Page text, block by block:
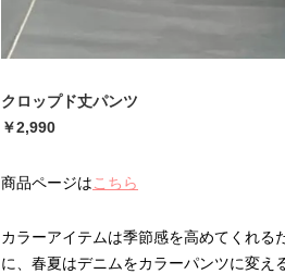
クロップド丈パンツ
￥2,990
商品ページは こちら
カラーアイテムは季節感を高めてくれ
に、春夏はデニムをカラーパンツに変